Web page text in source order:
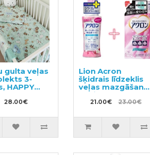
gulta veļas
3-
HAPPY
105x150/40x60cm
28.00€
Lion Acron
šķidrais līdzeklis
veļas mazgāšanai
ar ziedu aromātu
450ml + pildviela
21.00€ 23.00€